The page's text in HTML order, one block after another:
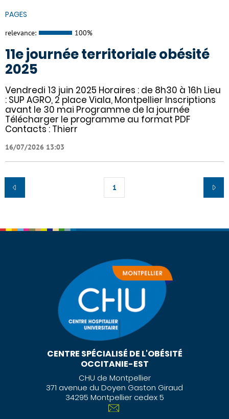
PAGES
relevance: 100%
11e journée territoriale obésité
2025
Vendredi 13 juin 2025 Horaires : de 8h30 à 16h Lieu
: SUP AGRO, 2 place Viala, Montpellier Inscriptions
avant le 30 mai Programme de la journée
Télécharger le programme au format PDF
Contacts : Thierr
16/07/2026 13:03
1
CENTRE SPÉCIALISÉ DE L'OBÉSITÉ
OCCITANIE-EST
CHU de Montpellier
371 avenue du Doyen Gaston Giraud
34295 Montpellier cedex 5